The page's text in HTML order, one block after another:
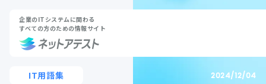
企業のITシステムに関わる
すべての方のための情報サイト
IT用語集 2024/12/04